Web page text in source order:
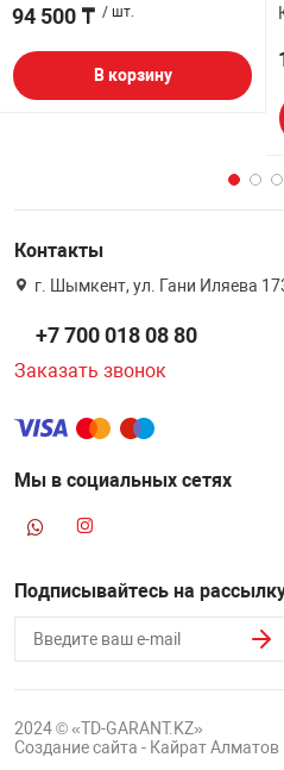
94 500 ₸ / шт.
В корзину
Контакты
г. Шымкент, ул. Гани Иляева
+7 700 018 08 80
Заказать звонок
Мы в социальных сетях
Подписывайтесь на
2024 © «TD-GARANT.KZ»
Создание сайта - Кайрат Алматов